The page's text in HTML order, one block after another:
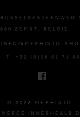
ZEMST, BELGIË
T. +32 (0)16 61 71 60
© 2026 MEPHISTO -
INNERHEALB